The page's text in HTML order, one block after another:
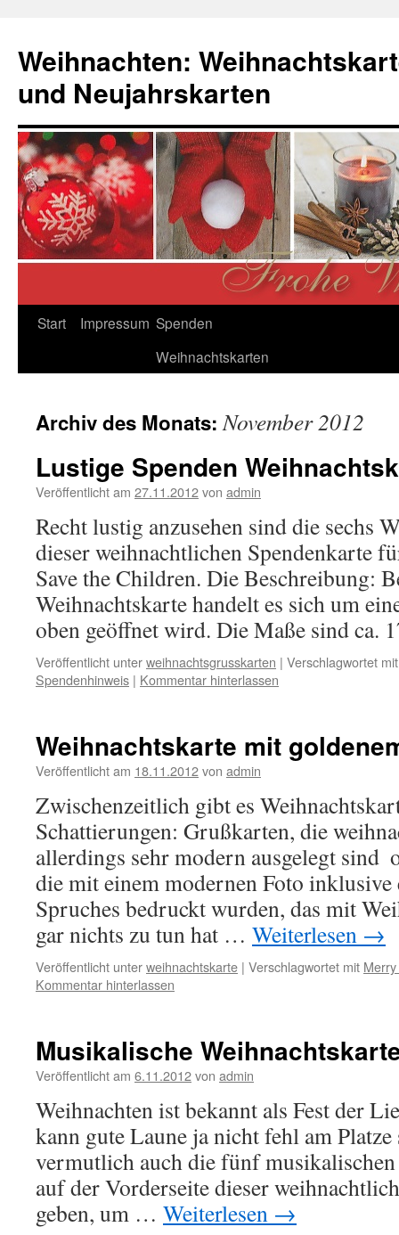
springen
Weihnachten:
und Neujahrskarten
Start Impressum Spenden
Weihnachtskarten
Archiv des Monats:November 2012
Lustige Spenden
Veröffentlicht am 27.11.2012von admin
Recht lustig anzusehen sind die sechs
dieser weihnachtlichen Spendenkarte
Save the Children. Die Beschreibung:
Weihnachtskarte handelt es sich um
oben geöffnet wird. Die Maße sind
Veröffentlicht unterweihnachtsgrusskarten | Verschlagwortet mit
Spendenhinweis | Kommentar hinterlassen
Weihnachtskarte mit
Veröffentlicht am 18.11.2012von admin
Zwischenzeitlich gibt es
Schattierungen: Grußkarten, die
allerdings sehr modern ausgelegt sind
die mit einem modernen Foto inklusive
Spruches bedruckt wurden, das mit
gar nichts zu tun hat … Weiterlesen →
Veröffentlicht unterweihnachtskarte | Verschlagwortet mit
Kommentar hinterlassen
Musikalische
Veröffentlicht am 6.11.2012von admin
Weihnachten ist bekannt als Fest der
kann gute Laune ja nicht fehl am Platze
vermutlich auch die fünf musikalischen
auf der Vorderseite dieser
geben, um … Weiterlesen →